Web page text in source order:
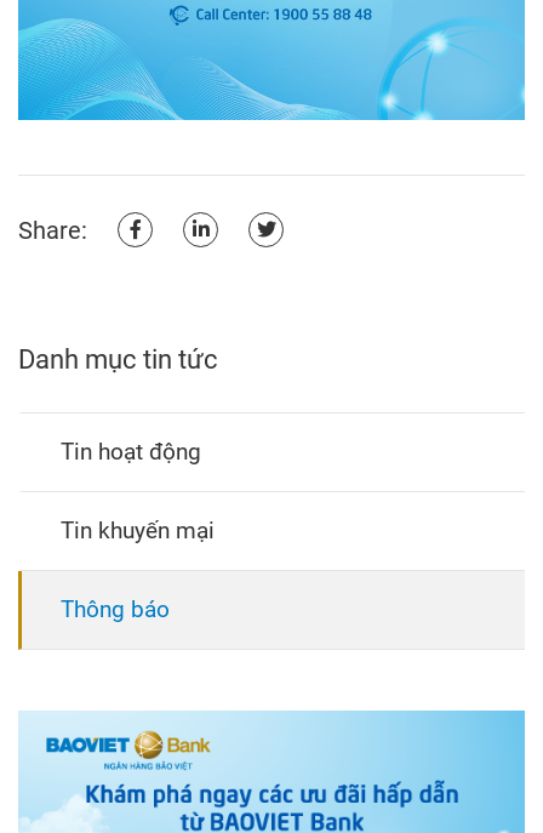
Share:
Danh mục tin tức
Tin hoạt động
Tin khuyến mại
Thông báo